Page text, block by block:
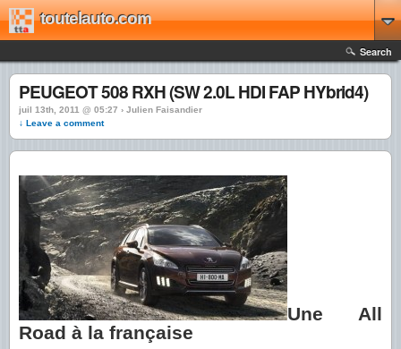
toutelauto.com
Search
PEUGEOT 508 RXH (SW 2.0L HDI FAP HYbrid4)
juil 13th, 2011 @ 05:27 › Julien Faisandier
↓ Leave a comment
Une All
Road à la française